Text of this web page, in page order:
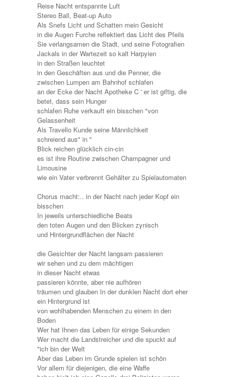
Reise Nacht entspannte Luft
Stereo Ball, Beat-up Auto
Als Snefs Licht und Schatten mein Gesicht
in die Augen Furche reflektiert das Licht des Pfeils
Sie verlangsamen die Stadt, und seine Fotografien
Jackals in der Wartezeit so kalt Harpyien
in den Straßen leuchtet
in den Geschäften aus und die Penner, die
zwischen Lumpen am Bahnhof schlafen
an der Ecke der Nacht Apotheke C ' er ist giftig, die
betet, dass sein Hunger
schlafen Ruhe verkauft ein bisschen "von
Gelassenheit
Als Travello Kunde seine Männlichkeit
schreiend aus" in "
Blick reichen glücklich cin-cin
es ist ihre Routine zwischen Champagner und
Limousine
wie ein Vater verbrennt Gehälter zu Spielautomaten
Chorus macht:.. in der Nacht nach jeder Kopf ein
bisschen
In jeweils unterschiedliche Beats
den toten Augen und den Blicken zynisch
und Hintergrundflächen der Nacht
die Gesichter der Nacht langsam passieren
wir sehen und zu dem mächtigen
in dieser Nacht etwas
passieren könnte, aber nie aufhören
träumen und glauben In der dunklen Nacht dort eher
ein Hintergrund ist
von wohlhabenden Menschen zu einem in den
Boden
Wer hat Ihnen das Leben für einige Sekunden
Wer macht die Landstreicher und die spuckt auf
"ich bin der Welt
Aber das Leben im Grunde spielen ist schön
Vor allem für diejenigen, die eine Waffe